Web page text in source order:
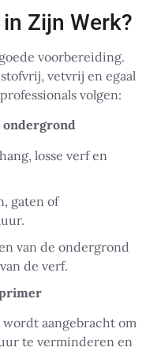
Zijn Werk?
voorbereiding.
vetvrij en egaal
volgen:
ondergrond
losse verf en
gaten of
van de ondergrond
de verf.
primer
aangebracht om
te verminderen en